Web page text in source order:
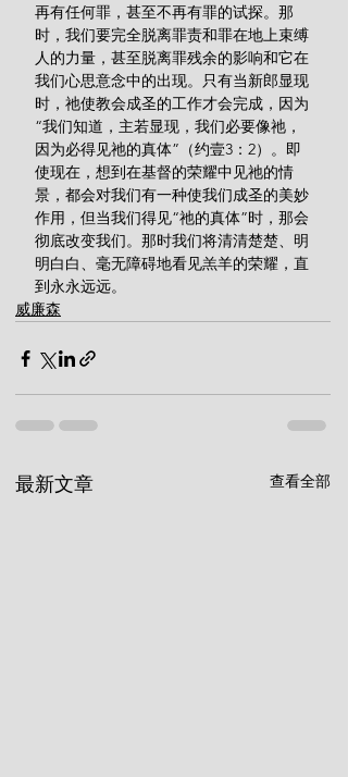
再有任何罪，甚至不再有罪的试探。那
时，我们要完全脱离罪责和罪在地上束缚
人的力量，甚至脱离罪残余的影响和它在
我们心思意念中的出现。只有当新郎显现
时，祂使教会成圣的工作才会完成，因为
“我们知道，主若显现，我们必要像祂，
因为必得见祂的真体”（约壹3：2）。即
使现在，想到在基督的荣耀中见祂的情
景，都会对我们有一种使我们成圣的美妙
作用，但当我们得见“祂的真体”时，那会
彻底改变我们。那时我们将清清楚楚、明
明白白、毫无障碍地看见羔羊的荣耀，直
到永永远远。
威廉森
最新文章 查看全部